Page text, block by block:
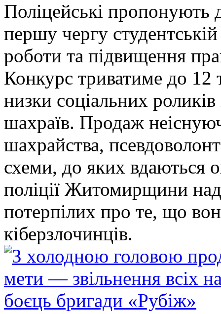
Поліцейські пропонують
першу чергу
роботи та підвищення
Конкурс триватиме до 12
низки соціальних
шахраїв. Продаж
шахрайства,
схеми, до яких
поліції Житомирщини
потерпілих про те, що
кіберзлочинців.